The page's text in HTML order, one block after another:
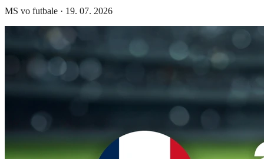
MS vo futbale · 19. 07. 2026